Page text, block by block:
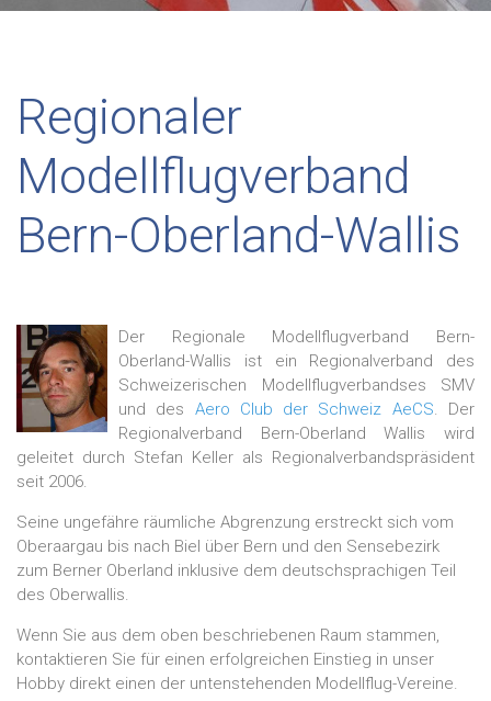
Regionaler
Modellflugverband
Bern-Oberland-Wallis
Der Regionale Modellflugverband Bern-
Oberland-Wallis ist ein Regionalverband des
Schweizerischen Modellflugverbandses SMV
und des Aero Club der Schweiz AeCS. Der
Regionalverband Bern-Oberland Wallis wird
geleitet durch Stefan Keller als Regionalverbandspräsident
seit 2006.
Seine ungefähre räumliche Abgrenzung erstreckt sich vom
Oberaargau bis nach Biel über Bern und den Sensebezirk
zum Berner Oberland inklusive dem deutschsprachigen Teil
des Oberwallis.
Wenn Sie aus dem oben beschriebenen Raum stammen,
kontaktieren Sie für einen erfolgreichen Einstieg in unser
Hobby direkt einen der untenstehenden Modellflug-Vereine.